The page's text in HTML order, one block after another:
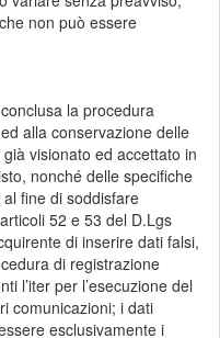
non può essere
la procedura
alla conservazione delle
visionato ed accettato in
nonché delle specifiche
fine di soddisfare
52 e 53 del D.Lgs
di inserire dati falsi,
di registrazione
l’iter per l’esecuzione del
comunicazioni; i dati
esclusivamente i